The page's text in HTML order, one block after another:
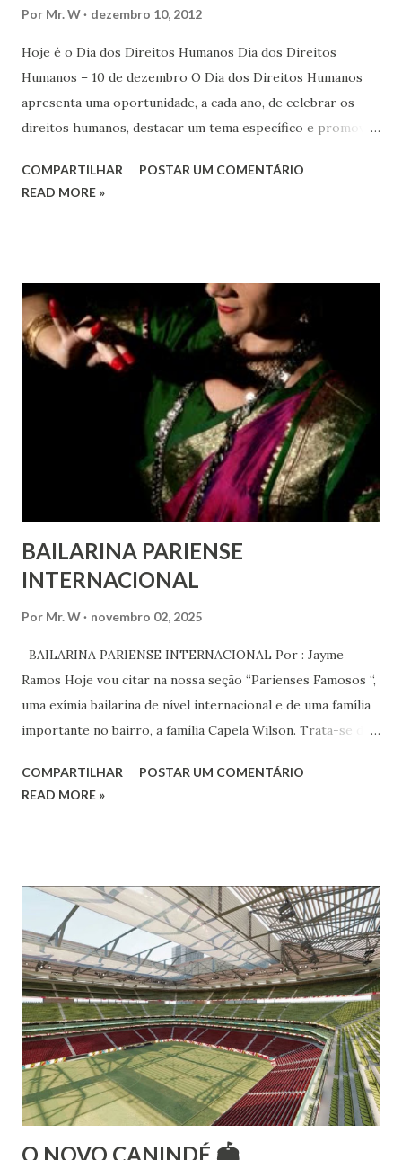
Por Mr. W dezembro 10, 2012
Hoje é o Dia dos Direitos Humanos Dia dos Direitos
Humanos – 10 de dezembro O Dia dos Direitos Humanos
apresenta uma oportunidade, a cada ano, de celebrar os
direitos humanos, destacar um tema específico e promover
em todos os lugares. Este ano, o foco é sobre os direitos
Estes direitos humanos – os direitos à liberdade de opinião
e de expressão, de reunião pacífica e de associação, e de
participar no governo (artigos 19, 20 e 21 da Declaração
Universal dos Direitos Humanos ) – têm estado no centro
das mudanças históricas no mundo árabe nos últimos dois
anos, em que milhões foram às ruas para exigir mudanças.
Em outras partes do mundo, os “99%” fizeram suas vozes
serem ouvidas através ...
COMPARTILHAR
POSTAR UM COMENTÁRIO
READ MORE »
BAILARINA PARIENSE
INTERNACIONAL
Por Mr. W novembro 02, 2025
BAILARINA PARIENSE INTERNACIONAL Por : Jayme
Ramos Hoje vou citar na nossa seção “Parienses Famosos “,
uma exímia bailarina de nível internacional e de uma família
importante no bairro, a família Capela Wilson. Trata-se da
Vamos às informações de seu site : Bailarina e professora
Esteve na Índia aprofundando seus estudos neste estilo
além de partir para pesquisa e vivência das danças
folclóricas do Rajastão (Kalbelia, Banjara, Ghoomar, Chair).
Bailarina profissional e professora de dança. Dedica-se há
15 anos ao estudo e pesquisa de danças étnicas, em especial
às danças ciganas, árabes e indianas. Iniciou seus estudos de
dança aos 4 anos de idade (em 1982) no balé clássico,
passando por diversas atividades co...
COMPARTILHAR
POSTAR UM COMENTÁRIO
READ MORE »
O NOVO CANINDÉ 🏟